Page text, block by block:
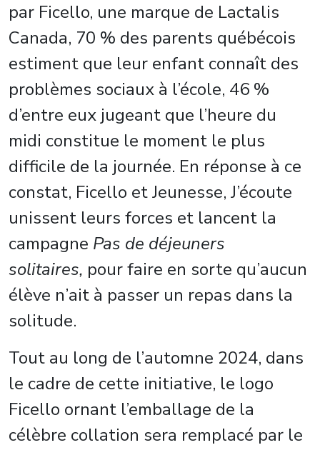
par Ficello, une marque de Lactalis
Canada, 70 % des parents québécois
estiment que leur enfant connaît des
problèmes sociaux à l’école, 46 %
d’entre eux jugeant que l’heure du
midi constitue le moment le plus
difficile de la journée. En réponse à ce
constat, Ficello et Jeunesse, J’écoute
unissent leurs forces et lancent la
campagne Pas de déjeuners
solitaires, pour faire en sorte qu’aucun
élève n’ait à passer un repas dans la
solitude.
Tout au long de l’automne 2024, dans
le cadre de cette initiative, le logo
Ficello ornant l’emballage de la
célèbre collation sera remplacé par le